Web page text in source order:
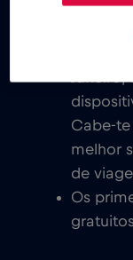
todo o
Cabe-
melhor
de
Os